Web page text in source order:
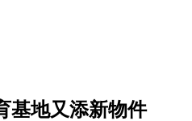
基地又添新物件